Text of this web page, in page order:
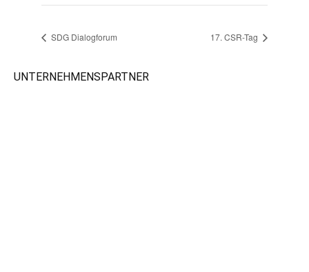
SDG Dialogforum 17. CSR-Tag
UNTERNEHMENSPARTNER